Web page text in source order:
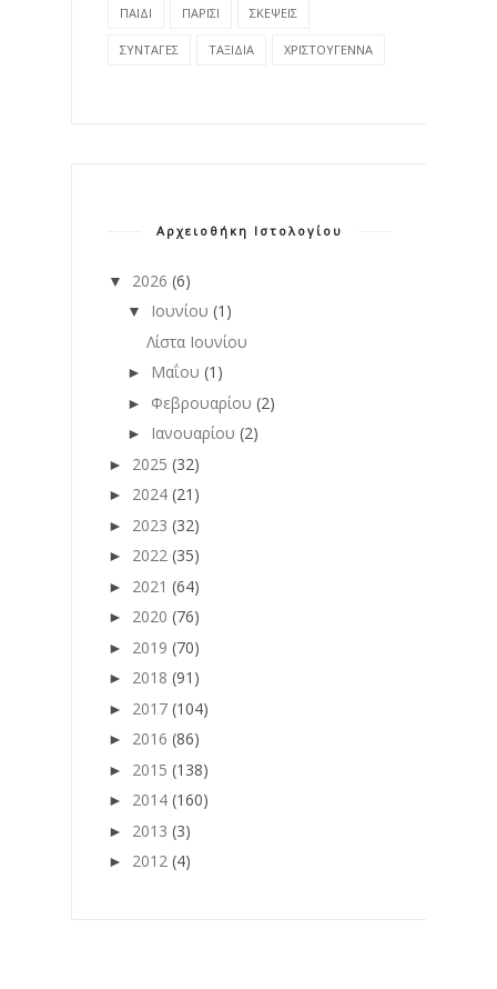
ΠΑΙΔΙ ΠΑΡΙΣΙ ΣΚΕΨΕΙΣ
ΣΥΝΤΑΓΕΣ ΤΑΞΙΔΙΑ ΧΡΙΣΤΟΥΓΕΝΝΑ
Αρχειοθήκη Ιστολογίου
▼ 2026 (6)
▼ Ιουνίου (1)
Λίστα Ιουνίου
► Μαΐου (1)
► Φεβρουαρίου (2)
► Ιανουαρίου (2)
► 2025 (32)
► 2024 (21)
► 2023 (32)
► 2022 (35)
► 2021 (64)
► 2020 (76)
► 2019 (70)
► 2018 (91)
► 2017 (104)
► 2016 (86)
► 2015 (138)
► 2014 (160)
► 2013 (3)
► 2012 (4)